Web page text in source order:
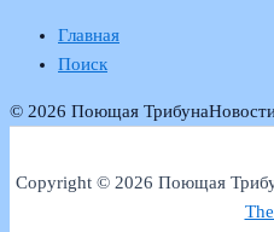
Главная
Поиск
© 2026 Поющая Трибуна
Copyright © 2026 Поющая